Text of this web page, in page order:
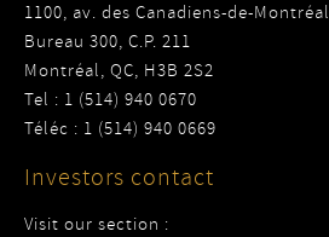
1100, av. des Canadiens-de-Montréal
Bureau 300, C.P. 211
Montréal, QC, H3B 2S2
Tel : 1 (514) 940 0670
Téléc : 1 (514) 940 0669
Investors contact
Visit our section :